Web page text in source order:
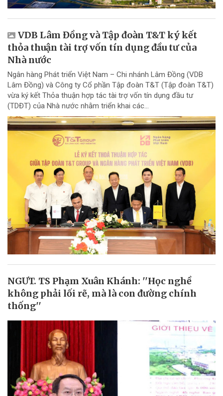
VDB Lâm Đồng và Tập đoàn T&T ký kết
thỏa thuận tài trợ vốn tín dụng đầu tư của
Nhà nước
Ngân hàng Phát triển Việt Nam – Chi nhánh Lâm Đồng (VDB
Lâm Đồng) và Công ty Cổ phần Tập đoàn T&T (Tập đoàn T&T)
vừa ký kết Thỏa thuận hợp tác tài trợ vốn tín dụng đầu tư
(TDĐT) của Nhà nước nhằm triển khai các...
NGƯT. TS Phạm Xuân Khánh: ''Học nghề
không phải lối rẽ, mà là con đường chính
thống''